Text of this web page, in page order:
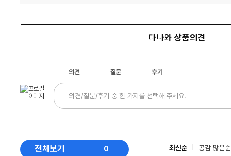
다나와 상품의견
의견 질문 후기
전체보기 0 최신순 공감 많은순